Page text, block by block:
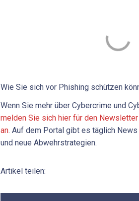
Wie Sie sich vor Phishing schützen
Wenn Sie mehr über Cybercrime und
melden Sie sich hier für den
an. Auf dem Portal gibt es täglich
und neue Abwehrstrategien.
Artikel teilen: